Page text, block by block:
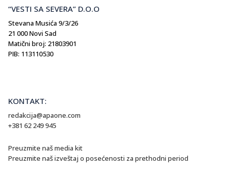
“VESTI SA SEVERA” D.O.O
Stevana Musića 9/3/26
21 000 Novi Sad
Matični broj: 21803901
PIB: 113110530
KONTAKT:
redakcija@apaone.com
+381 62 249 945
Preuzmite naš media kit
Preuzmite naš izveštaj o posećenosti za prethodni period